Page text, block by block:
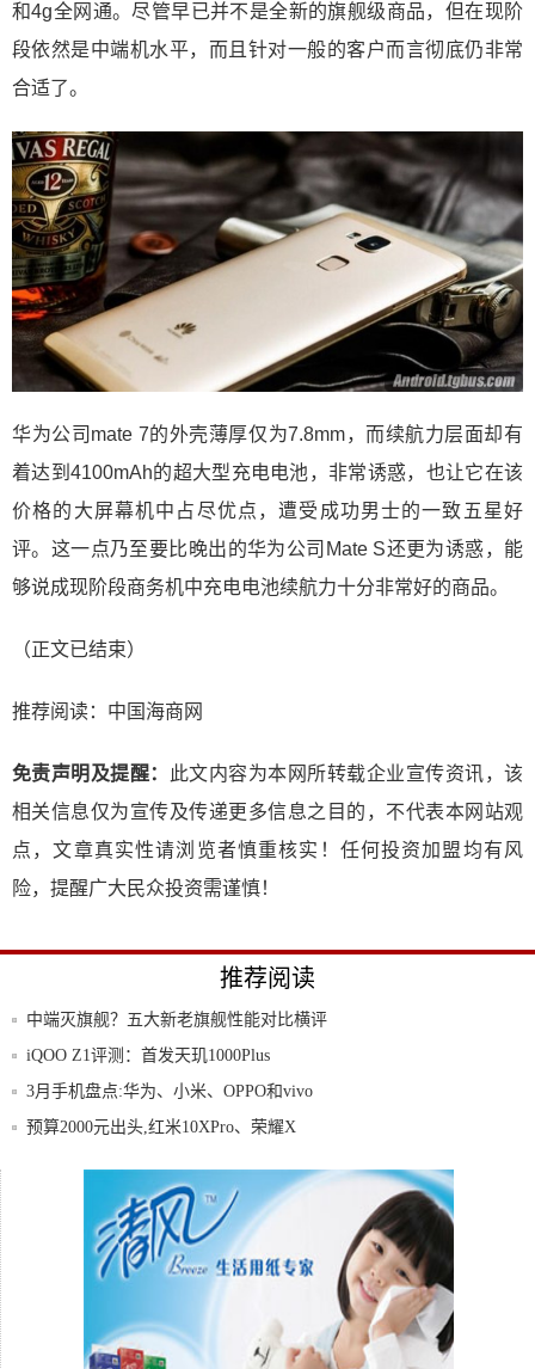
和4g全网通。尽管早已并不是全新的旗舰级商品，但在现阶
段依然是中端机水平，而且针对一般的客户而言彻底仍非常
合适了。
华为公司mate 7的外壳薄厚仅为7.8mm，而续航力层面却有
着达到4100mAh的超大型充电电池，非常诱惑，也让它在该
价格的大屏幕机中占尽优点，遭受成功男士的一致五星好
评。这一点乃至要比晚出的华为公司Mate S还更为诱惑，能
够说成现阶段商务机中充电电池续航力十分非常好的商品。
（正文已结束）
推荐阅读： 中国海商网
免责声明及提醒：
此文内容为本网所转载企业宣传资讯，该
相关信息仅为宣传及传递更多信息之目的，不代表本网站观
点，文章真实性请浏览者慎重核实！任何投资加盟均有风
险，提醒广大民众投资需谨慎！
推荐阅读
中端灭旗舰？五大新老旗舰性能对比横评
iQOO Z1评测：首发天玑1000Plus
3月手机盘点:华为、小米、OPPO和vivo
预算2000元出头,红米10XPro、荣耀X
华硕ZenFone飞马3知道吗?你的手机已经